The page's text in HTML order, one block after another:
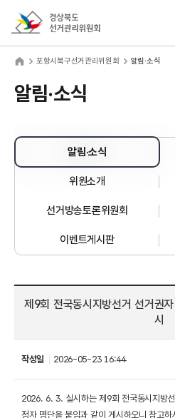
포항시북구선거관리위원회 알림·소식
알림·소식
알림·소식
위원소개
선거방송토론위원회
이벤트게시판
제9회 전국동시지방선거 선거권
시
작성일 2026-05-23 16:44
2026. 6. 3. 실시하는 제9회 전국동시지방
정자 명단을 붙임과 같이 게시하오니 참고하